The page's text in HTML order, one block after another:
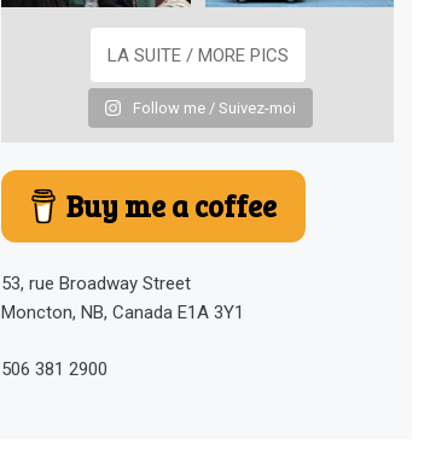
LA SUITE / MORE PICS
Follow me / Suivez-moi
Buy me a coffee
53, rue Broadway Street
Moncton, NB, Canada E1A 3Y1
506 381 2900